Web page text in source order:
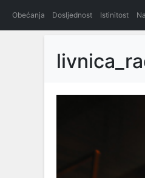
Obećanja Dosljednost Istinitost